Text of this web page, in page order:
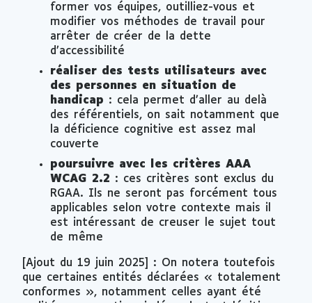
former vos équipes, outilliez-vous et
modifier vos méthodes de travail pour
arrêter de créer de la dette
d’accessibilité
réaliser des tests utilisateurs avec
des personnes en situation de
handicap : cela permet d’aller au delà
des référentiels, on sait notamment que
la déficience cognitive est assez mal
couverte
poursuivre avec les critères AAA
WCAG 2.2 : ces critères sont exclus du
RGAA. Ils ne seront pas forcément tous
applicables selon votre contexte mais il
est intéressant de creuser le sujet tout
de même
[Ajout du 19 juin 2025] : On notera toutefois
que certaines entités déclarées « totalement
conformes », notamment celles ayant été